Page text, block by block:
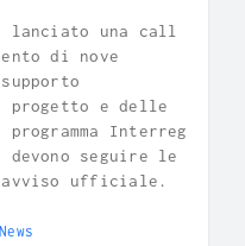
lanciato una call
di nove
progetto e delle
Interreg
devono seguire le
ufficiale.
News